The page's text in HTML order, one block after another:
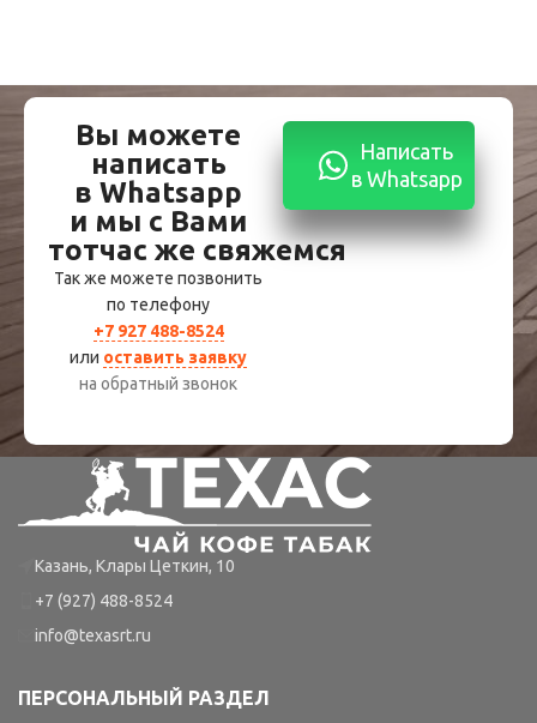
Вы можете
написать
в Whatsapp
и мы с Вами
тотчас же свяжемся
Так же можете позвонить
по телефону
+7 927 488-8524
или оставить заявку
на обратный звонок
Написать
в Whatsapp
Казань, Клары Цеткин, 10
+7 (927) 488-8524
info@texasrt.ru
ПЕРСОНАЛЬНЫЙ РАЗДЕЛ